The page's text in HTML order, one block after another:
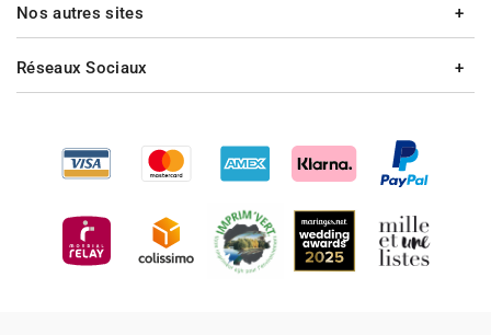
Nos autres sites
Réseaux Sociaux